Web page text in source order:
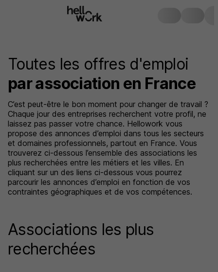
Toutes les offres d'emploi
par association en France
C’est peut-être le bon moment pour changer de travail ?
Chaque jour des entreprises recherchent votre profil, ne
laissez pas passer votre chance. Hellowork vous
propose des annonces d’emploi dans tous les secteurs
et domaines professionnels, partout en France. Vous
trouverez ci-dessous l’ensemble des associations les
plus recherchées entre les métiers et les villes. En
cliquant sur un des liens ci-dessous vous pourrez
parcourir les annonces d’emploi en fonction de vos
contraintes géographiques et de vos compétences.
Associations les plus
recherchées